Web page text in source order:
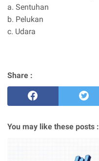
a. Sentuhan
b. Pelukan
c. Udara
Share :
You may like these posts :